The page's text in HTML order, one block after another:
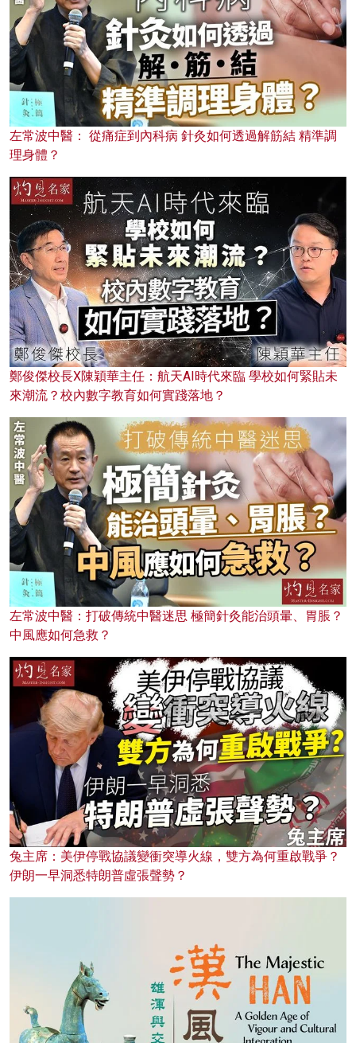
左常波中醫： 從痛症到內科病 針灸如何透過解筋結 精準調
理身體？
鄭俊傑校長X陳穎華主任：航天AI時代來臨 學校如何緊貼未
來潮流？校內數字教育如何實踐落地？
左常波中醫：打破傳統中醫迷思 極簡針灸能治頭暈、胃脹？
中風應如何急救？
兔主席：美伊停戰協議變衝突導火線，雙方為何重啟戰爭？
伊朗一早洞悉特朗普虛張聲勢？